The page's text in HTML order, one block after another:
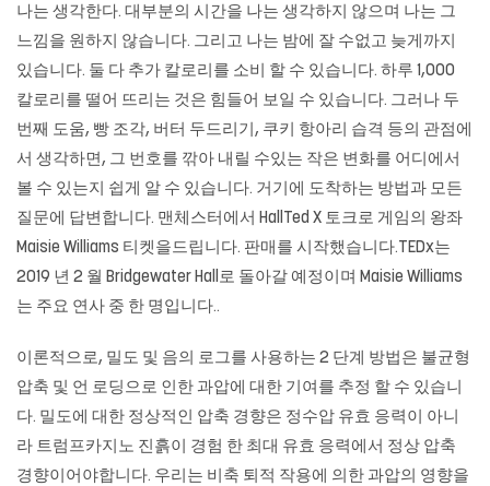
나는 생각한다. 대부분의 시간을 나는 생각하지 않으며 나는 그
느낌을 원하지 않습니다. 그리고 나는 밤에 잘 수없고 늦게까지
있습니다. 둘 다 추가 칼로리를 소비 할 수 있습니다. 하루 1,000
칼로리를 떨어 뜨리는 것은 힘들어 보일 수 있습니다. 그러나 두
번째 도움, 빵 조각, 버터 두드리기, 쿠키 항아리 습격 등의 관점에
서 생각하면, 그 번호를 깎아 내릴 수있는 작은 변화를 어디에서
볼 수 있는지 쉽게 알 수 있습니다. 거기에 도착하는 방법과 모든
질문에 답변합니다. 맨체스터에서 HallTed X 토크로 게임의 왕좌
Maisie Williams 티켓을드립니다. 판매를 시작했습니다.TEDx는
2019 년 2 월 Bridgewater Hall로 돌아갈 예정이며 Maisie Williams
는 주요 연사 중 한 명입니다..
이론적으로, 밀도 및 음의 로그를 사용하는 2 단계 방법은 불균형
압축 및 언 로딩으로 인한 과압에 대한 기여를 추정 할 수 있습니
다. 밀도에 대한 정상적인 압축 경향은 정수압 유효 응력이 아니
라 트럼프카지노 진흙이 경험 한 최대 유효 응력에서 정상 압축
경향이어야합니다. 우리는 비축 퇴적 작용에 의한 과압의 영향을